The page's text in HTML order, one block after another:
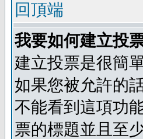
回頂端
我要如何建立投
建立投票是很簡
如果您被允許的
不能看到這項功
票的標題並且至